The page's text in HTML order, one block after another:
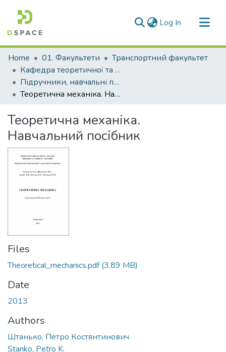
Log In (current)
Communities & Collections
All of DSpace
Statistics
Home 01. Факультети
Транспортний факультет
Кафедра теоретичної та прикладної механіки (Кафедра Т та ПМ)
Підручники, навчальні посібники кафедри Т та ПМ
Теоретична механіка. Навчальний посібник
Теоретична механіка.
Навчальний посібник
Files
Theoretical_mechanics.pdf(3.89 MB)
Date
2013
Authors
Штанько, Петро Костянтинович
Stanko, Petro K.